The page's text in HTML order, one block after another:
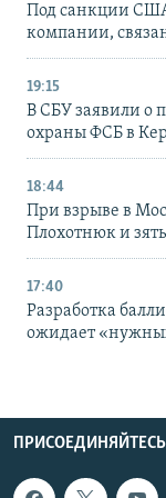
Под санкции
компании,
19:15
В СБУ заявили о
охраны ФСБ в
18:44
При взрыве в
Плохотнюк и
17:40
Разработка
ожидает «нужных